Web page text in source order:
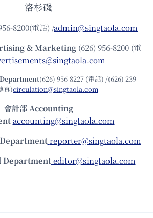
洛杉磯
8200(電話) /admin@singtaola.com
& Marketing (626) 956-8200 (電
(626) 956-8227 (電話) /(626) 239-
真)circulation@singtaola.com
會計部 Accounting
accounting@singtaola.com
Department reporter@singtaola.com
Department editor@singtaola.com